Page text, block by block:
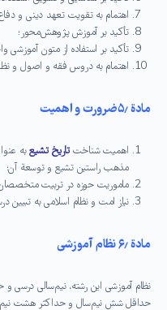
اهتمام به تقویت تعهد دینی و
تأكید بر آموزش پژوهش‌محور؛
تأكید بر استفاده از متون آموزشی
اهتمام به دروس فقه و اصول و
مادة ۵٫ضرورت و اهمیت
اهمیت شناختتاریخ تشیعبه
مذهب راستین تشیع و توسعة آن؛
ماموریت حوزه در تربیت
نیاز امت و نظام اسلامى به تبیین
مادة ۶٫ نظام آموزشی
نظام آموزشی این رشته، نیم‌سالی درسی
حداقل شش نیم‌سال و حداكثر هشت